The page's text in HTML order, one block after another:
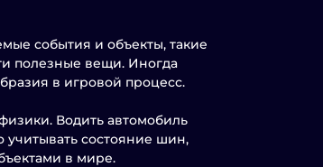
события и объекты, такие
полезные вещи. Иногда
в игровой процесс.
Водить автомобиль
учитывать состояние шин,
в мире.